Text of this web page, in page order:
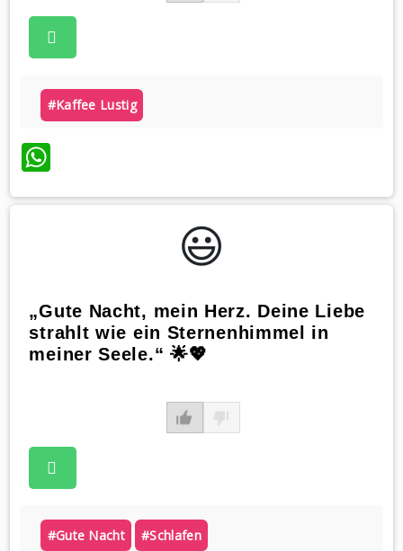
#kaffee Lustig
WhatsApp
😃️
„Gute Nacht, mein Herz. Deine Liebe
strahlt wie ein Sternenhimmel in
meiner Seele.“ 🌟💖
#gute Nacht #schlafen